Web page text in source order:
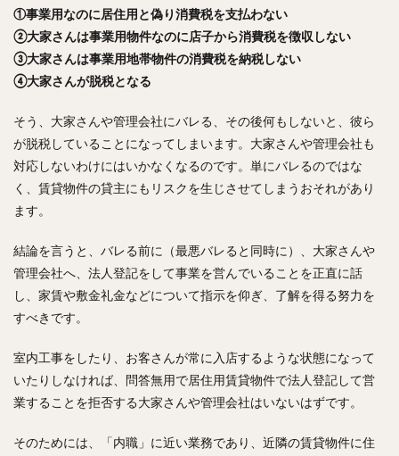
①事業用なのに居住用と偽り消費税を支払わない
②大家さんは事業用物件なのに店子から消費税を徴収しない
③大家さんは事業用地帯物件の消費税を納税しない
④大家さんが脱税となる
そう、大家さんや管理会社にバレる、その後何もしないと、彼ら
が脱税していることになってしまいます。大家さんや管理会社も
対応しないわけにはいかなくなるのです。単にバレるのではな
く、賃貸物件の貸主にもリスクを生じさせてしまうおそれがあり
ます。
結論を言うと、バレる前に（最悪バレると同時に）、大家さんや
管理会社へ、法人登記をして事業を営んでいることを正直に話
し、家賃や敷金礼金などについて指示を仰ぎ、了解を得る努力を
すべきです。
室内工事をしたり、お客さんが常に入店するような状態になって
いたりしなければ、問答無用で居住用賃貸物件で法人登記して営
業することを拒否する大家さんや管理会社はいないはずです。
そのためには、「内職」に近い業務であり、近隣の賃貸物件に住